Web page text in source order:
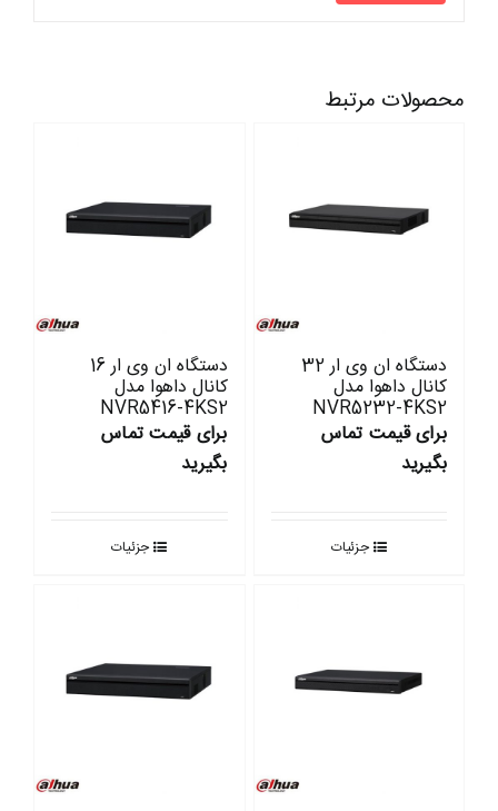
محصولات مرتبط
دستگاه ان وی ار 32
کانال داهوا مدل
NVR5232-4KS2
برای قیمت تماس
بگیرید
جزئیات
دستگاه ان وی ار 16
کانال داهوا مدل
NVR5416-4KS2
برای قیمت تماس
بگیرید
جزئیات